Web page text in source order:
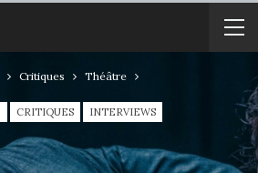
Critiques Théâtre
CRITIQUES INTERVIEWS